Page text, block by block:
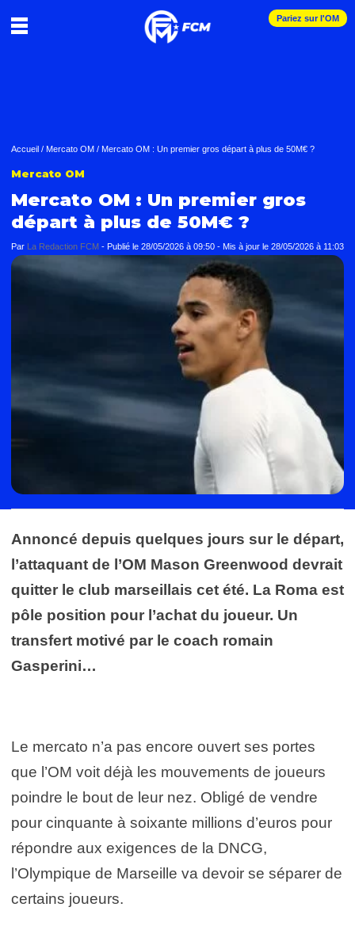
Pariez sur l'OM
Accueil / Mercato OM / Mercato OM : Un premier gros départ à plus de 50M€ ?
Mercato OM
Mercato OM : Un premier gros
départ à plus de 50M€ ?
Par La Redaction FCM - Publié le 28/05/2026 à 09:50 - Mis à jour le 28/05/2026 à 11:03
Annoncé depuis quelques jours sur le départ,
l’attaquant de l’OM Mason Greenwood devrait
quitter le club marseillais cet été. La Roma est
pôle position pour l’achat du joueur. Un
transfert motivé par le coach romain
Gasperini…
Le mercato n’a pas encore ouvert ses portes
que l’OM voit déjà les mouvements de joueurs
poindre le bout de leur nez. Obligé de vendre
pour cinquante à soixante millions d’euros pour
répondre aux exigences de la DNCG,
l’Olympique de Marseille va devoir se séparer de
certains joueurs.